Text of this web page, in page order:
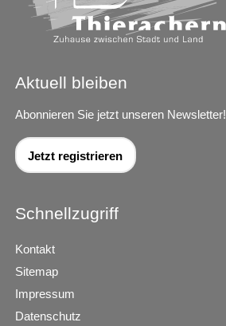
Aktuell bleiben
Abonnieren Sie jetzt unseren Newsletter!
Jetzt registrieren
Schnellzugriff
Kontakt
Sitemap
Impressum
Datenschutz